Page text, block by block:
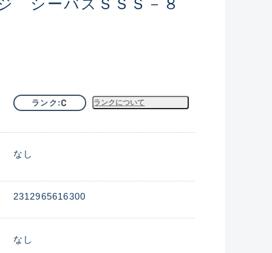
シーバスＳＳＳ－８
ランク C ランクについて
なし
2312965616300
なし